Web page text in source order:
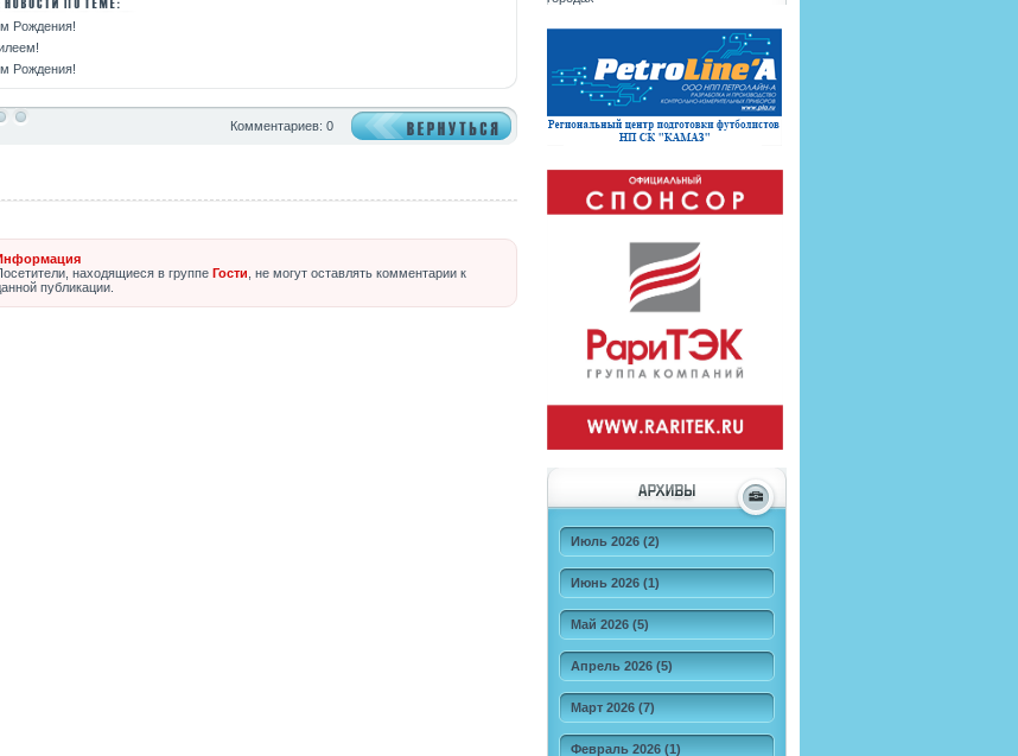
Рождения!
Рождения!
Комментариев: 0
находящиеся в группе Гости , не могут оставлять комментарии к
публикации.
Июль 2026 (2)
Июнь 2026 (1)
Май 2026 (5)
Апрель 2026 (5)
Март 2026 (7)
Февраль 2026 (1)